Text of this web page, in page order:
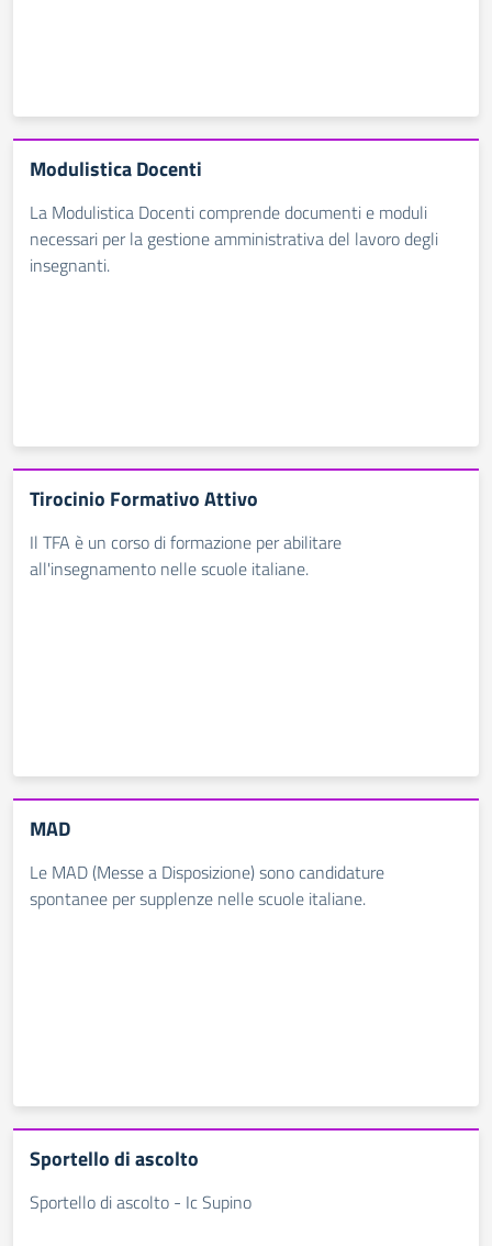
Modulistica Docenti
La Modulistica Docenti comprende documenti e moduli
necessari per la gestione amministrativa del lavoro degli
insegnanti.
Tirocinio Formativo Attivo
Il TFA è un corso di formazione per abilitare
all'insegnamento nelle scuole italiane.
MAD
Le MAD (Messe a Disposizione) sono candidature
spontanee per supplenze nelle scuole italiane.
Sportello di ascolto
Sportello di ascolto - Ic Supino